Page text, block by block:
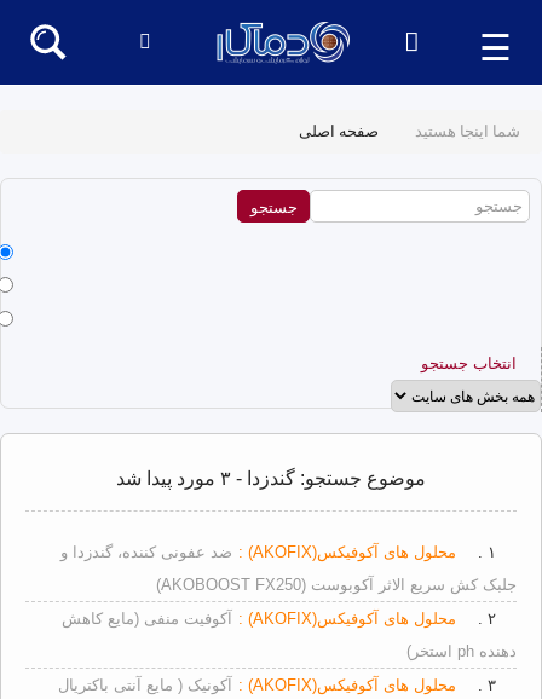
☰
شما اینجا هستید صفحه اصلی
انتخاب جستجو
موضوع جستجو: گندزدا - ۳ مورد پیدا شد
۱ . محلول های آکوفیکس(AKOFIX) :
ضد عفونی کننده، گندزدا و
جلبک کش سریع الاثر آکوبوست (AKOBOOST FX250)
۲ .
محلول های آکوفیکس(AKOFIX) :
آکوفیت منفی (مایع کاهش
دهنده ph استخر)
۳ .
محلول های آکوفیکس(AKOFIX) :
آکونیک ( مایع آنتی باکتریال